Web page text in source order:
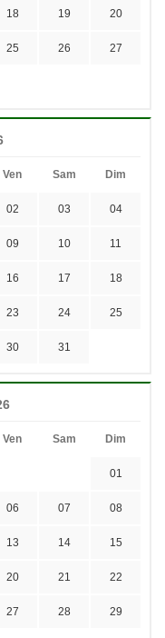
18 19 20
25 26 27
Ven Sam Dim
02 03 04
09 10 11
16 17 18
23 24 25
30 31
Ven Sam Dim
01
06 07 08
13 14 15
20 21 22
27 28 29